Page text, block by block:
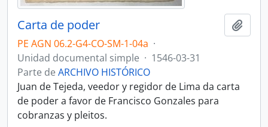
Carta de poder
PE AGN 06.2-G4-CO-SM-1-04a ·
Unidad documental simple · 1546-03-31
Parte de ARCHIVO HISTÓRICO
Juan de Tejeda, veedor y regidor de Lima da carta
de poder a favor de Francisco Gonzales para
cobranzas y pleitos.